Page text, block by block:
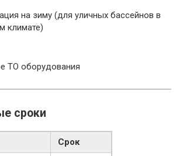
на зиму (для уличных бассейнов в
климате)
ТО оборудования
сроки
Срок